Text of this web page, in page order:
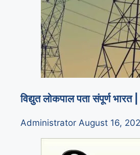
विद्युत लोकपाल पता संपूर्ण
Administrator August 16,